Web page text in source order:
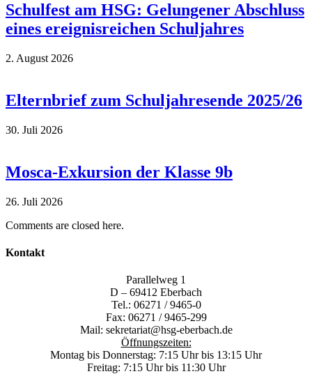
Schulfest am HSG: Gelungener Abschluss
eines ereignisreichen Schuljahres
2. August 2026
Elternbrief zum Schuljahresende 2025/26
30. Juli 2026
Mosca-Exkursion der Klasse 9b
26. Juli 2026
Comments are closed here.
Kontakt
Parallelweg 1
D – 69412 Eberbach
Tel.: 06271 / 9465-0
Fax: 06271 / 9465-299
Mail: sekretariat@hsg-eberbach.de
Öffnungszeiten:
Montag bis Donnerstag: 7:15 Uhr bis 13:15 Uhr
Freitag: 7:15 Uhr bis 11:30 Uhr